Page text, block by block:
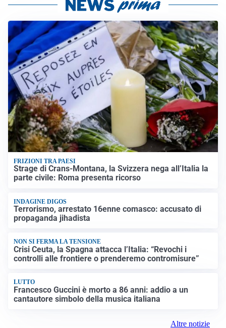
FRIZIONI TRA PAESI
Strage di Crans-Montana, la Svizzera nega all’Italia la
parte civile: Roma presenta ricorso
INDAGINE DIGOS
Terrorismo, arrestato 16enne comasco: accusato di
propaganda jihadista
NON SI FERMA LA TENSIONE
Crisi Ceuta, la Spagna attacca l’Italia: “Revochi i
controlli alle frontiere o prenderemo contromisure”
LUTTO
Francesco Guccini è morto a 86 anni: addio a un
cantautore simbolo della musica italiana
Altre notizie